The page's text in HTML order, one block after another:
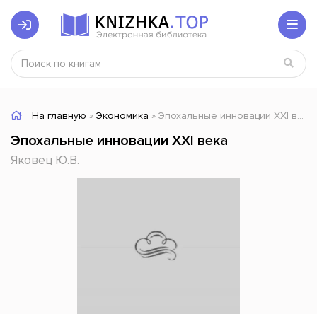
На главную » Экономика » Эпохальные инновации XXI века
Эпохальные инновации XXI века
Яковец Ю.В.